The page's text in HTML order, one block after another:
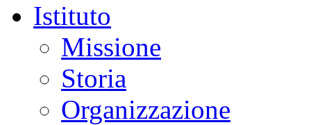
Istituto
Missione
Storia
Organizzazione